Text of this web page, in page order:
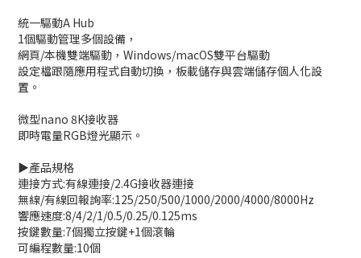
統一驅動A Hub
1個驅動管理多個設備，
網頁/本機雙端驅動，Windows/macOS雙平台驅動
設定檔跟隨應用程式自動切換，板載儲存與雲端儲存個人化設
置。
微型nano 8K接收器
即時電量RGB燈光顯示。
▶️產品規格
連接方式:有線連接/2.4G接收器連接
無線/有線回報詢率:125/250/500/1000/2000/4000/8000Hz
響應速度:8/4/2/1/0.5/0.25/0.125ms
按鍵數量:7個獨立按鍵+1個滾輪
可編程數量:10個